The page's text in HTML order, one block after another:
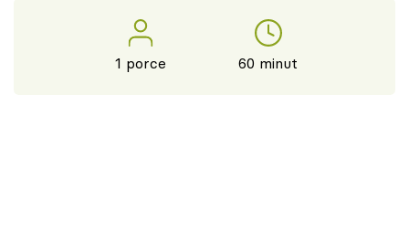
1 porce 60 minut